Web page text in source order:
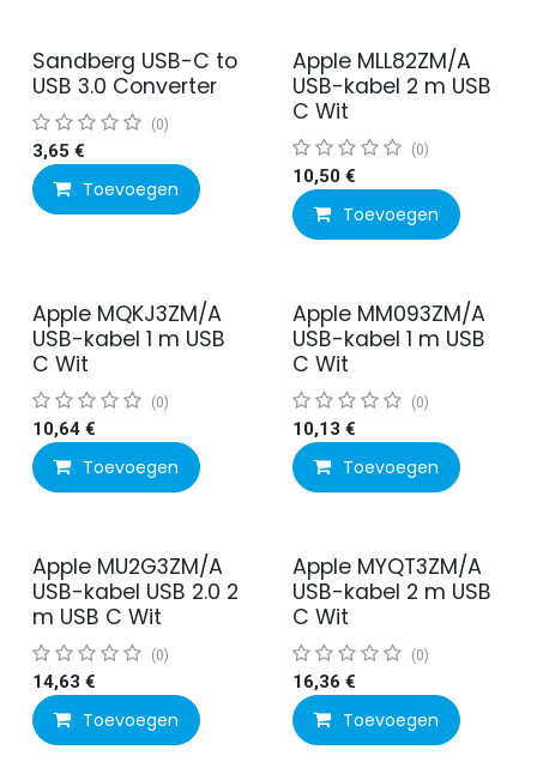
Sandberg USB-C to
USB 3.0 Converter
(0)
3,65 €
Toevoegen
Apple MLL82ZM/A
USB-kabel 2 m USB
C Wit
(0)
10,50€
Toevoegen
Apple MQKJ3ZM/A
USB-kabel 1 m USB
C Wit
(0)
10,64 €
Toevoegen
Apple MM093ZM/A
USB-kabel 1 m USB
C Wit
(0)
10,13 €
Toevoegen
Apple MU2G3ZM/A
USB-kabel USB 2.0 2
m USB C Wit
(0)
14,63 €
Toevoegen
Apple MYQT3ZM/A
USB-kabel 2 m USB
C Wit
(0)
16,36 €
Toevoegen